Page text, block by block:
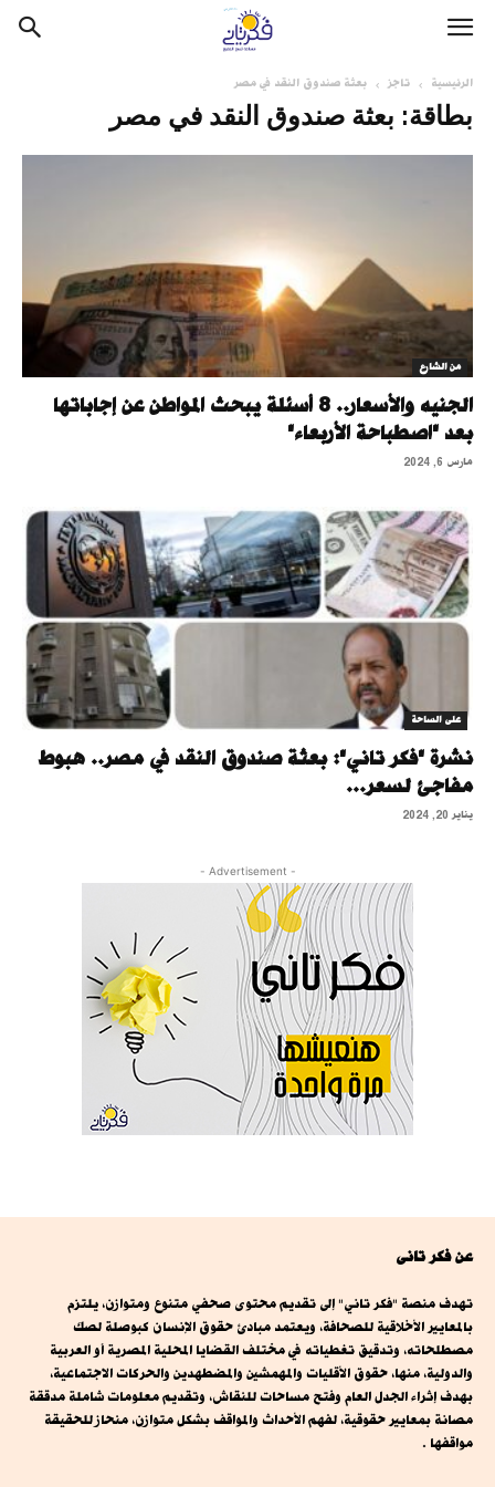
الرئيسية تاجز بعثة صندوق النقد في مصر
بطاقة: بعثة صندوق النقد في مصر
من الشارع
الجنيه والأسعار.. 8 أسئلة يبحث المواطن عن إجاباتها
بعد "اصطباحة الأربعاء"
مارس 6, 2024
على الساحة
نشرة "فكر تاني": بعثة صندوق النقد في مصر.. هبوط
مفاجئ لسعر...
يناير 20, 2024
- Advertisement -
عن فكر تانى
تهدف منصة "فكر تاني" إلى تقديم محتوى صحفي متنوع ومتوازن، يلتزم
بالمعايير الأخلاقية للصحافة، ويعتمد مبادئ حقوق الإنسان كبوصلة لصك
مصطلحاته، وتدقيق تغطياته في مختلف القضايا المحلية المصرية أو العربية
والدولية، منها، حقوق الأقليات والمهمشين والمضطهدين والحركات الاجتماعية،
بهدف إثراء الجدل العام وفتح مساحات للنقاش، وتقديم معلومات شاملة مدققة
مصانة بمعايير حقوقية، لفهم الأحداث والمواقف بشكل متوازن، منحاز للحقيقة
مواقفها .